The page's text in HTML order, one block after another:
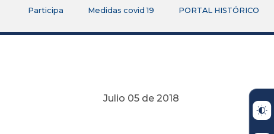
Participa Medidas covid 19 PORTAL HISTÓRICO
Julio 05 de 2018